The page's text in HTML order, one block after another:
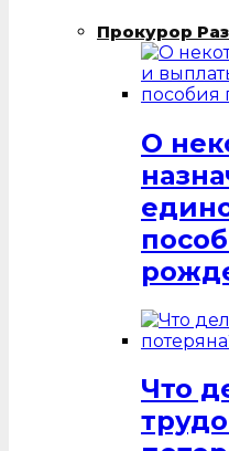
Прокурор
О
Что